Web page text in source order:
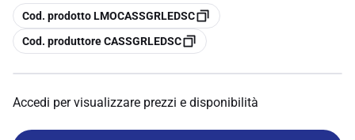
copia
Cod. prodotto LMOCASSGRLEDSC
copia
Cod. produttore CASSGRLEDSC
Accedi per visualizzare prezzi e disponibilità